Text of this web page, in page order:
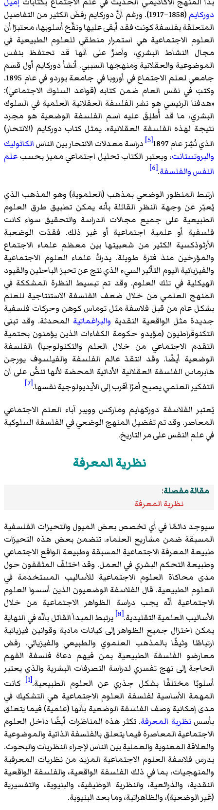
دوركايم
(1858–1917). ورغم أنَّ دوركايم رفضَ الكثير من التفاصيل
المتعلقة بفلسفة كونت فقد أبقى عليها ونقّحَ أسلوبها، معتبرًا أن
العلوم الاجتماعية هي استمرار منطقي للعلوم الطبيعية في
مجال النشاط البشري، وأصرَّ على أنها قد تحتفظ بنفس
الموضوعية والعقلانية ومنهجها السببي. أنشأ دوركايم أول قسم
جامعي لعلم الاجتماع في أوروبا في جامعة بوردو في عام 1895.
وكتبَ في نفس العام ضمن كتابه (قواعد السلوك الاجتماعي):
«هدفنا الرئيسي هو نشر الفلسفة العقلانية العلمية في السلوك
البشري، ما قد أُطلِقَ عليه اسم الفلسفة الوضعية هو مجرد
نتيجة لهذه الفلسفة العقلانية». يمثل كتاب دوركايم (الانتحار)
الذي نُشِرَ عام 1897
[5] دراسة معدلات الانتحار بين الناسالكاثوليك
والبروتستانت، ويعتبر الكتاب تحليل اجتماعي مميز بحسبعلم
النفسوالفلسفة.
[6]
ارتبط المنظور الوضعي بمذهب (العلموية) وهو المذهب الذي
يُعبّر عن وجهة النظر القائلة بأنه يمكن تطبيق طرق العلوم
الطبيعية على جميع مجالات الدراسة والتحقيق سواء كانت
فلسفية أو علمية اجتماعية أو غير ذلك. فقدَت الوضعية
الأرثوذكسية الكثير من شعبيتها بين معظم علماء الاجتماع
والمؤرخين منذ فترة طويلة. يدركُ علماء العلوم الاجتماعية
والفيزيائية اليوم التأثير السيء الذي نتج عن تحيز الباحثين والقيود
الهيكلية في تلك العلوم. وقد تم تبسيط النظرة المشككة في
المنهج العلمي من خلال ضعف الفلسفة الاستنتاجية للعلم
بشكل عام من قبل فلاسفة مثل توماس كوهن وحركات فلسفية
جديدة مثل الواقعية النقدية والبراغماتية المحدثة. وقد تبنى
التكنوقراطيون (مؤيدو حكومة الكفاءات الذين يؤمنون بحتمية
التقدم الاجتماعي من خلال العلم والتكنولوجيا) الفلسفة
الوضعية أيضًا. وقد انتقدَ عالم الفلسفة والفيلسوف يورجن
هابرماس الفلسفة العقلانية الأداتية المحضة لأنها تنصُّ على أن
التفكير العلمي يصبح أمرًا أقرب إلى الأيديولوجية نفسها.[7]
يُعتبر الفلاسفة دوركهايم وماركس وويبر آباء العلم الاجتماعي
المعاصر. وقد تم تفضيل المنهج الوضعي في الفلسفة السلوكية
في علم النفس على مر التاريخ.
نظرية المعرفة
مقالة مفصلة:
نظرية المعرفة
سيوجد دائمًا في أي تخصص بعض الميول والتحيزات الفلسفية
المسبقة ضمن مشاريع العلماء. تتضمن بعض هذه التحيزات
طبيعة المعرفة الاجتماعية المسبقة وطبيعة الواقع الاجتماعي
وطبيعة التحكم البشري في العمل. وقد اختلفَ المثقفون حول
مدى محاكاة العلوم الاجتماعية للأساليب المستخدمة في
العلوم الطبيعية. قال الفلاسفة الوضعيون الذين أسسوا العلوم
الاجتماعية أنّه يجب دراسة الظواهر الاجتماعية من خلال
الأساليب العلمية التقليدية.[8]
يرتبط المبدأ القائل بأنّه في النهاية
يمكن اختزال جميع الظواهر إلى كيانات مادية وقوانين فيزيائية
ارتباطًا وثيقًا بالمذهب العلموي والطبيعي والفيزيائي. رفض
معارضو الفلسفة الطبيعية بمن فيهم دعاة فلسفة الفهم
الحاجة إلى نهج تفسري لدراسة التصرفات البشرية والذي يعتبر
أسلوبًا مختلفًا بشكل جذري عن العلوم الطبيعية.[1]
كانت
المهمة الأساسية لفلسفة العلوم الاجتماعية هي التشكيك في
مدى إمكانية وصف الفلسفة الوضعية بأنها (علمية) فيما يتعلق
بأسسنظرية المعرفة. تكثر هذه المناظرات أيضًا داخل العلوم
الاجتماعية المعاصرة فيما يتعلق بالفلسفة الذاتية والموضوعية
والعلاقة المعنوية والعملية بين الناس لإجراء النظريات والبحوث.
يدرس فلاسفة العلوم الاجتماعية المزيد من نظريات المعرفية
والمنهجيات، بما في ذلك الفلسفة الواقعية، والفلسفة الواقعية
النقدية، والذرائعية، والنظرية الوظيفية، والبنيوية، والتفسيرية
(غير الوضعية)، والظاهراتية، وما بعد البنيوية.